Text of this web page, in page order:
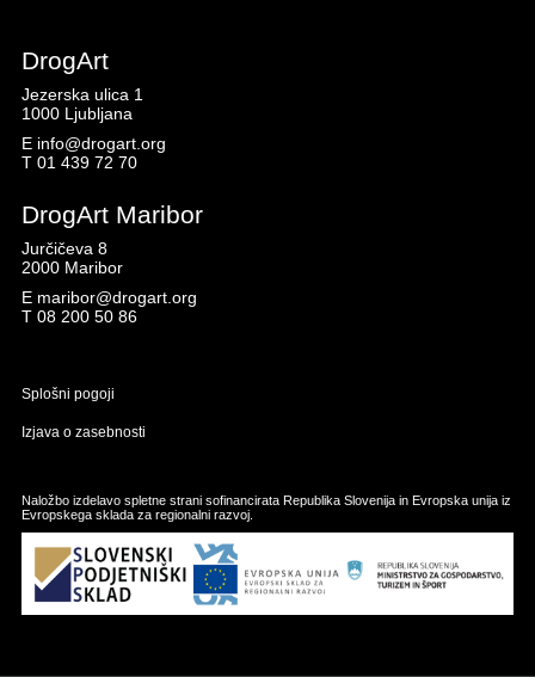
DrogArt
Jezerska ulica 1
1000 Ljubljana
E info@drogart.org
T 01 439 72 70
DrogArt Maribor
Jurčičeva 8
2000 Maribor
E maribor@drogart.org
T 08 200 50 86
Splošni pogoji
Izjava o zasebnosti
Naložbo izdelavo spletne strani sofinancirata Republika Slovenija in Evropska unija iz
Evropskega sklada za regionalni razvoj.